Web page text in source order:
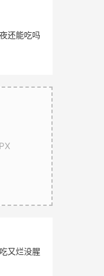
还能吃吗
又烂没腥